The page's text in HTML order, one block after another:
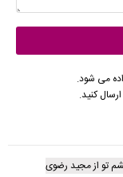
می شود.
کنید.
تو از مجید رضوی